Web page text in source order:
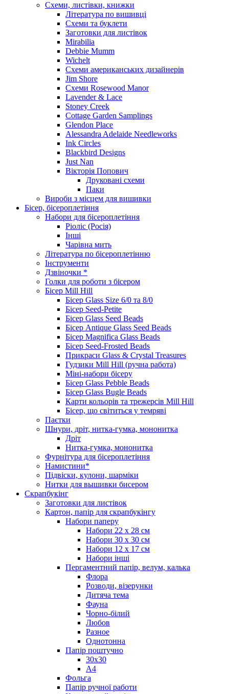
Схеми, листівки, книжки
Література по вишивці
Схеми та буклети
Заготовки для листівок
Mirabilia
Debbie Mumm
Wichelt
Схеми американських дизайнерів
Jim Shore
Cхеми Rosewood Manor
Lavender & Lace
Stoney Creek
Cottage Garden Samplings
Glendon Place
Alessandra Adelaide Needleworks
Ink Circles
Blackbird Designs
Just Nan
Вікторія Попович
Друковані схеми
Паки
Вироби з місцем для вишивки
Бісер, бісероплетіння
Набори для бісероплетіння
Ріоліс (Росія)
Інші
Чарівна мить
Література по бісероплетінню
Інструменти
Дзвіночки *
Голки для роботи з бісером
Бісер Mill Hill
Бісер Glass Size 6/0 та 8/0
Бісер Seed-Petite
Бісер Glass Seed Beads
Бісер Antique Glass Seed Beads
Бісер Magnifica Glass Beads
Бісер Seed-Frosted Beads
Прикраси Glass & Crystal Treasures
Гудзики Mill Hill (ручна работа)
Міні-набори бісеру
Бісер Glass Pebble Beads
Бісер Glass Bugle Beads
Карти кольорів та трежерсів Mill Hill
Бісер, що світиться у темряві
Паєтки
Шнури, дріт, нитка-гумка, мононитка
Дріт
Нитка-гумка, мононитка
Фурнітура для бісероплетіння
Намистини*
Підвіски, кулони, шарміки
Нитки для вышивки бисером
Скрапбукінг
Заготовки для листівок
Картон, папір для скрапбукінгу
Набори паперу
Набори 22 х 28 см
Набори 30 х 30 см
Набори 12 х 17 см
Набори інші
Пергаментний папір, велум, калька
Флора
Розводи, візерунки
Дитяча тема
Фауна
Чорно-білий
Любов
Разное
Однотонна
Папір поштучно
30х30
А4
Фольга
Папір ручної работи